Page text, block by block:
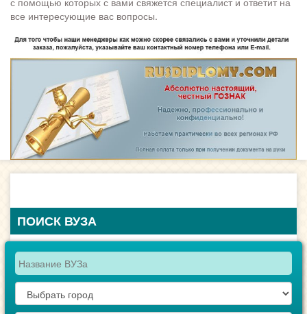
все интересующие вас вопросы.
ПОИСК ВУЗА